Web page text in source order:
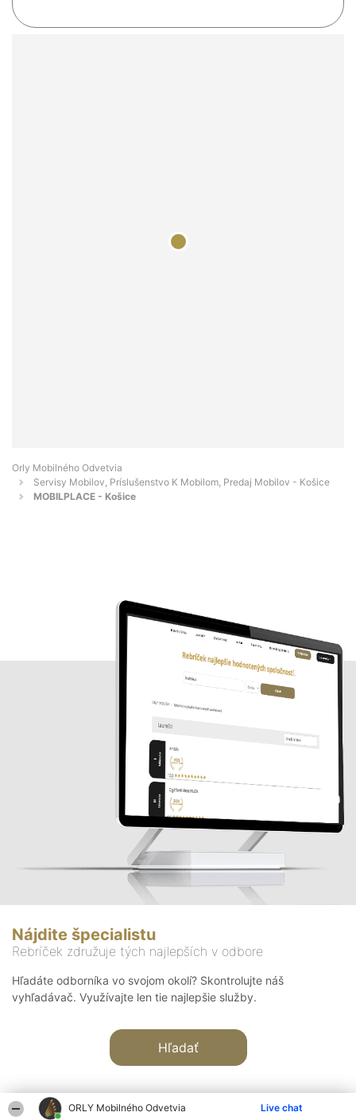
ORLY Mobilného Odvetvia Live chat
Orly Mobilného Odvetvia
Servisy Mobilov, Príslušenstvo K Mobilom, Predaj Mobilov - Košice
MOBILPLACE - Košice
Nájdite špecialistu
Rebríček združuje tých najlepších v odbore
Hľadáte odborníka vo svojom okolí? Skontrolujte náš
vyhľadávač. Využívajte len tie najlepšie služby.
Hľadať